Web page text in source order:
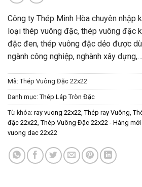
Công ty Thép Minh Hòa chuyên nhập
loại thép vuông đặc, thép vuông đặc
đặc đen, thép vuông đặc dẻo được
ngành công nghiệp, nghành xây dựng,…
Mã: Thép Vuông Đặc 22x22
Danh mục: Thép Láp Tròn Đặc
Từ khóa: ray vuong 22x22 Thép ray Vuông
đặc 22x22 Thép Vuông Đặc 22x22 - Hàng mới
vuong dac 22x22